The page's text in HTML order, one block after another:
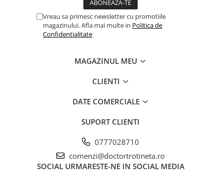
Vreau sa primesc newsletter cu promotiile
magazinului. Afla mai multe in Politica de
Confidentialitate
MAGAZINUL MEU
CLIENTI
DATE COMERCIALE
SUPORT CLIENTI
0777028710
comenzi@doctortrotineta.ro
SOCIAL URMARESTE-NE IN SOCIAL MEDIA